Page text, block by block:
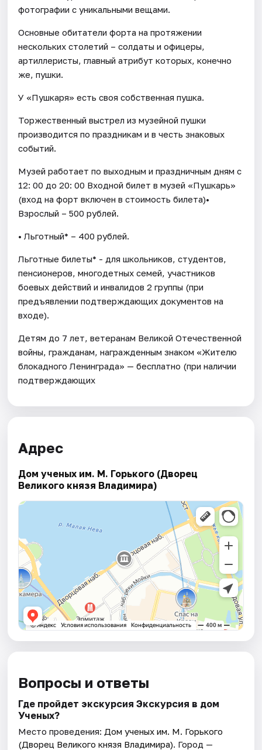
фотографии с уникальными вещами.
Основные обитатели форта на протяжении
нескольких столетий – солдаты и офицеры,
артиллеристы, главный атрибут которых, конечно
же, пушки.
У «Пушкаря» есть своя собственная пушка.
Торжественный выстрел из музейной пушки
производится по праздникам и в честь знаковых
событий.
Музей работает по выходным и праздничным дням с
12: 00 до 20: 00 Входной билет в музей «Пушкарь»
(вход на форт включен в стоимость билета)•
Взрослый – 500 рублей.
• Льготный* – 400 рублей.
Льготные билеты* - для школьников, студентов,
пенсионеров, многодетных семей, участников
боевых действий и инвалидов 2 группы (при
предъявлении подтверждающих документов на
входе).
Детям до 7 лет, ветеранам Великой Отечественной
войны, гражданам, награжденным знаком «Жителю
блокадного Ленинграда» — бесплатно (при наличии
подтверждающих
Адрес
Дом ученых им. М. Горького (Дворец
Великого князя Владимира)
Вопросы и ответы
Где пройдет экскурсия Экскурсия в дом
Ученых?
Место проведения: Дом ученых им. М. Горького
(Дворец Великого князя Владимира). Город —